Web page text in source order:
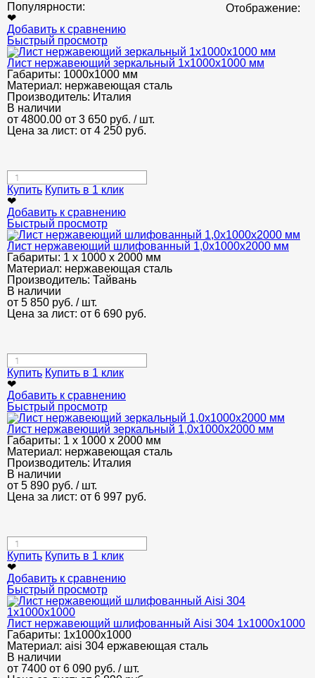
Популярности:
Отображение:
❤
Добавить к сравнению
Быстрый просмотр
Лист нержавеющий зеркальный 1х1000х1000 мм
Габариты: 1000х1000 мм
Материал: нержавеющая сталь
Производитель: Италия
В наличии
от 4800.00 от 3 650 руб. / шт.
Цена за лист: от 4 250 руб.
Купить Купить в 1 клик
❤
Добавить к сравнению
Быстрый просмотр
Лист нержавеющий шлифованный 1,0х1000х2000 мм
Габариты: 1 х 1000 х 2000 мм
Материал: нержавеющая сталь
Производитель: Тайвань
В наличии
от 5 850 руб. / шт.
Цена за лист: от 6 690 руб.
Купить Купить в 1 клик
❤
Добавить к сравнению
Быстрый просмотр
Лист нержавеющий зеркальный 1,0х1000х2000 мм
Габариты: 1 х 1000 х 2000 мм
Материал: нержавеющая сталь
Производитель: Италия
В наличии
от 5 890 руб. / шт.
Цена за лист: от 6 997 руб.
Купить Купить в 1 клик
❤
Добавить к сравнению
Быстрый просмотр
Лист нержавеющий шлифованный Aisi 304 1х1000х1000
Габариты: 1х1000х1000
Материал: aisi 304 ержавеющая сталь
В наличии
от 7400 от 6 090 руб. / шт.